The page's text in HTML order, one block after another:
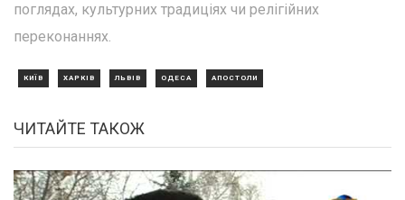
поглядах, культурних традиціях чи релігійних
переконаннях.
КИЇВ ХАРКІВ ЛЬВІВ ОДЕСА АПОСТОЛИ
ЧИТАЙТЕ ТАКОЖ